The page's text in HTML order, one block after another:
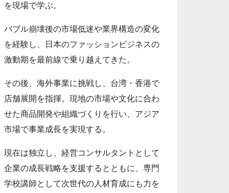
を現場で学ぶ。
バブル崩壊後の市場低迷や業界構造の変化
を経験し、日本のファッションビジネスの
激動期を最前線で乗り越えてきた。
その後、海外事業に挑戦し、台湾・香港で
店舗展開を指揮。現地の市場や文化に合わ
せた商品開発や組織づくりを行い、アジア
市場で事業成長を実現する。
現在は独立し、経営コンサルタントとして
企業の成長戦略を支援するとともに、専門
学校講師として次世代の人材育成にも力を